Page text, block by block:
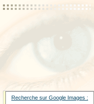
Recherche sur Google Images :